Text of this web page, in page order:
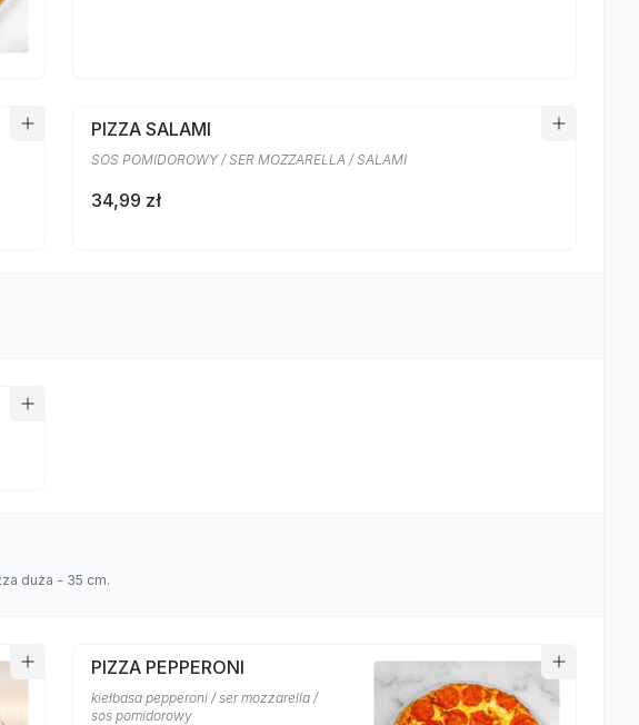
PIZZA SALAMI
SOS POMIDOROWY / SER MOZZARELLA / SALAMI
34,99 zł
duża - 35 cm.
PIZZA PEPPERONI
kiełbasa pepperoni / ser mozzarella /
sos pomidorowy